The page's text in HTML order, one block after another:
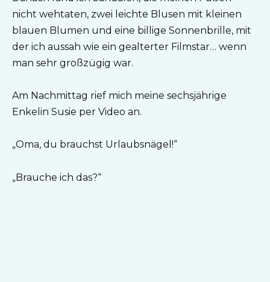
nicht wehtaten, zwei leichte Blusen mit kleinen
blauen Blumen und eine billige Sonnenbrille, mit
der ich aussah wie ein gealterter Filmstar… wenn
man sehr großzügig war.
Am Nachmittag rief mich meine sechsjährige
Enkelin Susie per Video an.
„Oma, du brauchst Urlaubsnägel!“
„Brauche ich das?“